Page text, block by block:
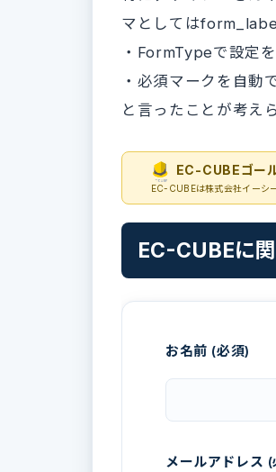
マとしては
・FormTypeで設定
・必須マークを自動
と言ったことが考え
EC-CUBEゴー
EC-CUBEは株式会社イーシ
EC-CUBEに
お名前 (必須)
メールアドレス (